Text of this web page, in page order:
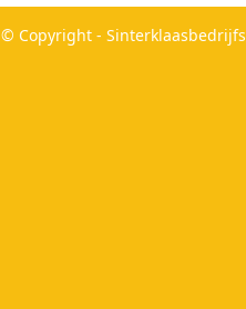
© Copyright -